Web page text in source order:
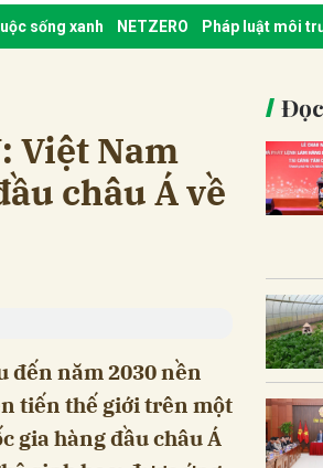
sống xanh NETZERO Pháp luật môi
Việt Nam
châu Á về
đến năm 2030 nền
tiến thế giới trên một
gia hàng đầu châu Á